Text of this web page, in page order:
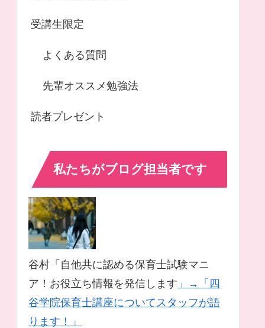
受講生限定
よくある質問
先輩オススメ勉強法
読者プレゼント
私たちがブログ担当者です
谷村「自他共に認める保育士試験マニ
ア！お役立ち情報を発信します 」→「四
谷学院保育士講座についてスタッフが語
ります！」